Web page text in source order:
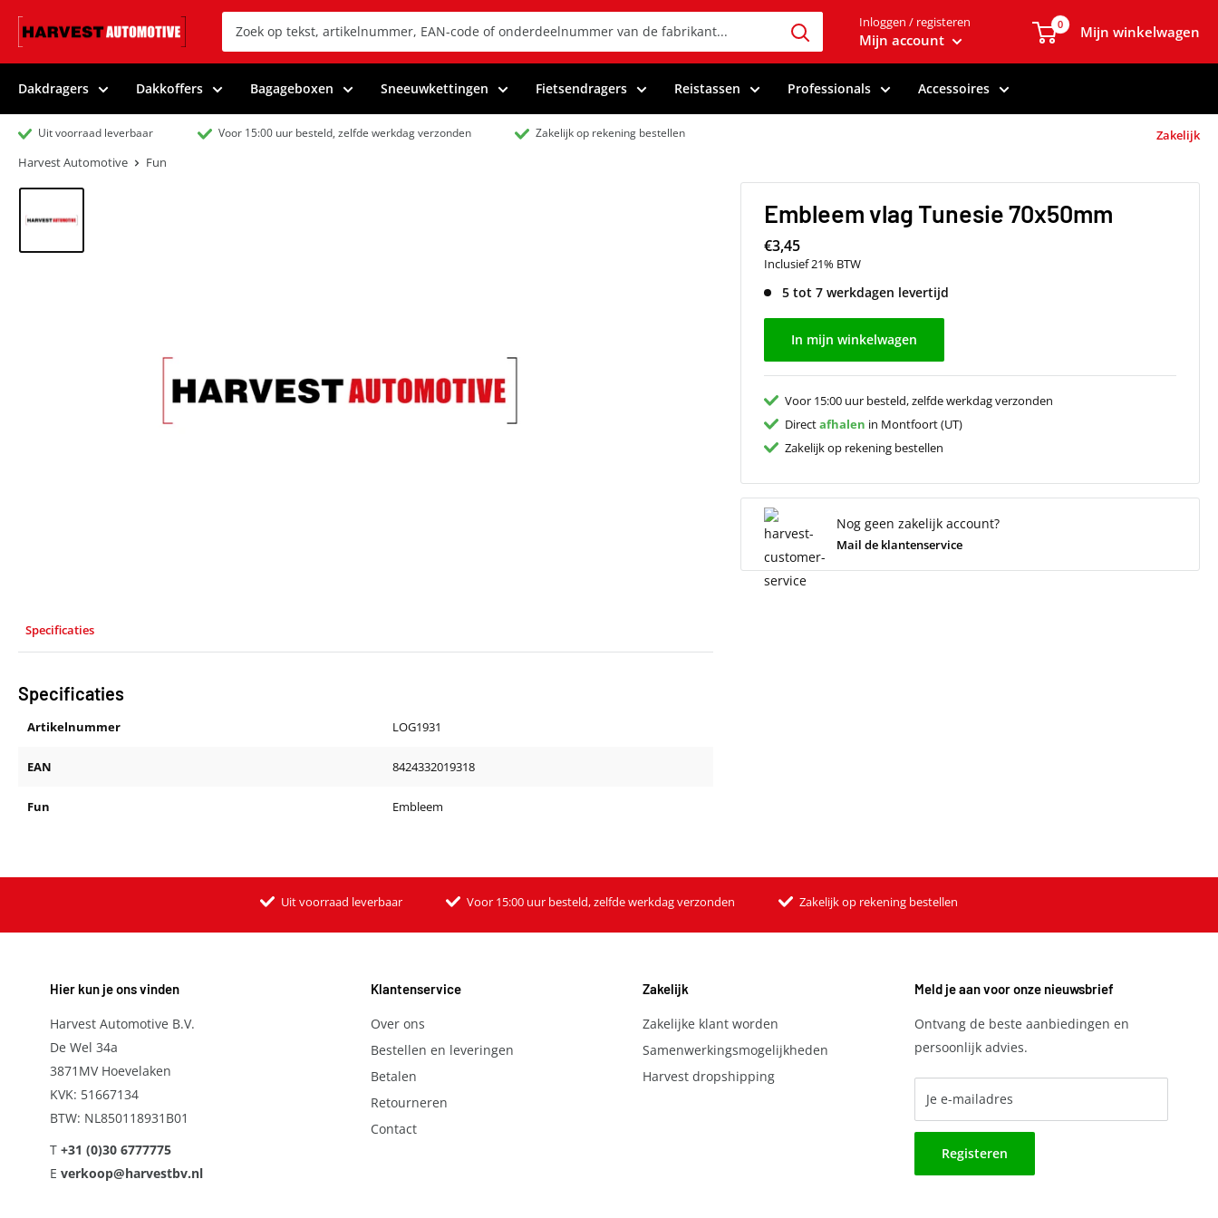
Inloggen / registeren
Mijn account
0 Mijn winkelwagen
Dakdragers Dakkoffers Bagageboxen Sneeuwkettingen Fietsendragers Reistassen Professionals Accessoires
Uit voorraad leverbaar Voor 15:00 uur besteld, zelfde werkdag verzonden Zakelijk op rekening bestellen
Zakelijk
Harvest Automotive
Fun
Embleem vlag Tunesie 70x50mm
€3,45
Inclusief 21% BTW
5 tot 7 werkdagen levertijd
In mijn winkelwagen
Voor 15:00 uur besteld, zelfde werkdag verzonden
Directafhalen in Montfoort (UT)
Zakelijk op rekening bestellen
Nog geen zakelijk account?
Mail de klantenservice
Specificaties
Specificaties
Artikelnummer LOG1931
EAN 8424332019318
Fun Embleem
Uit voorraad leverbaar Voor 15:00 uur besteld, zelfde werkdag verzonden Zakelijk op rekening bestellen
Hier kun je ons vinden
Harvest Automotive B.V.
De Wel 34a
3871MV Hoevelaken
KVK: 51667134
BTW: NL850118931B01
T +31 (0)30 6777775
E verkoop@harvestbv.nl
Klantenservice
Over ons
Bestellen en leveringen
Betalen
Retourneren
Contact
Zakelijk
Zakelijke klant worden
Samenwerkingsmogelijkheden
Harvest dropshipping
Meld je aan voor onze nieuwsbrief
Ontvang de beste aanbiedingen en
persoonlijk advies.
Je e-mailadres
Registeren